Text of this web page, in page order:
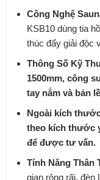
Công Nghệ
KSB10 dùng tia
thúc đẩy giải độc
Thông Số Kỹ
1500mm, công
tay nắm và bản
Ngoài kích
theo kích thước
để được tư vấn.
Tính Năng Thân
gian rộng rãi, đèn